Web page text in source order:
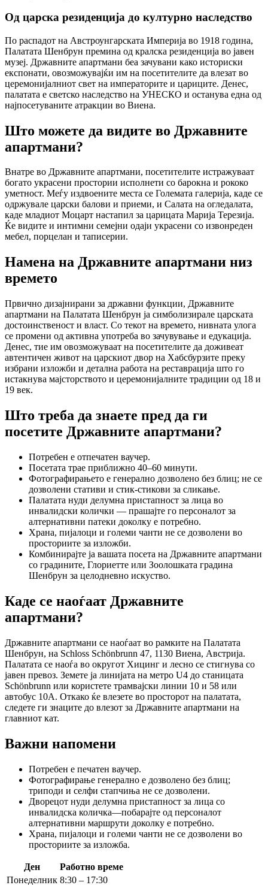
Од царска резиденција до културно наследство
По распадот на Австроунгарската Империја во 1918 година,
Палатата Шенбрун премина од кралска резиденција во јавен
музеј. Државните апартмани беа зачувани како историски
експонати, овозможувајќи им на посетителите да влезат во
церемонијалниот свет на императорите и цариците. Денес,
палатата е светско наследство на УНЕСКО и останува една од
најпосетуваните атракции во Виена.
Што можете да видите во Државните
апартмани?
Внатре во Државните апартмани, посетителите истражуваат
богато украсени простории исполнети со барокна и рококо
уметност. Меѓу издвoените места се Големата галерија, каде се
одржувале царски балови и приеми, и Салата на огледалата,
каде младиот Моцарт настапил за царицата Марија Терезија.
Ќе видите и интимни семејни одаји украсени со извонреден
мебел, порцелан и таписерии.
Намена на Државните апартмани низ
времето
Првично дизајнирани за државни функции, Државните
апартмани на Палатата Шенбрун ја симболизирале царската
достоинственост и власт. Со текот на времето, нивната улога
се промени од активна употреба во зачувување и едукација.
Денес, тие им овозможуваат на посетителите да доживеат
автентичен живот на царскиот двор на Хабсбурзите преку
избрани изложби и детална работа на реставрација што го
истакнува мајсторството и церемонијалните традиции од 18 и
19 век.
Што треба да знаете пред да ги
посетите Државните апартмани?
Потребен е отпечатен ваучер.
Посетата трае приближно 40–60 минути.
Фотографирањето е генерално дозволено без блиц; не се
дозволени стативи и стик-стикови за сликање.
Палатата нуди делумна пристапност за лица во
инвалидски колички — прашајте го персоналот за
алтернативни патеки доколку е потребно.
Храна, пијалоци и големи чанти не се дозволени во
просториите за изложби.
Комбинирајте ја вашата посета на Државните апартмани
со градините, Глориетте или Зоолошката градина
Шенбрун за целодневно искуство.
Каде се наоѓаат Државните
апартмани?
Државните апартмани се наоѓаат во рамките на Палатата
Шенбрун, на Schloss Schönbrunn 47, 1130 Виена, Австрија.
Палатата се наоѓа во округот Хицинг и лесно се стигнува со
јавен превоз. Земете ја линијата на метро U4 до станицата
Schönbrunn или користете трамвајски линии 10 и 58 или
автобус 10A. Откако ќе влезете во просторот на палатата,
следете ги знаците до влезот за Државните апартмани на
главниот кат.
Важни напомени
Потребен е печатен ваучер.
Фотографирање генерално е дозволено без блиц;
триподи и селфи стапчиња не се дозволени.
Дворецот нуди делумна пристапност за лица со
инвалидска количка—побарајте од персоналот
алтернативни маршрути доколку е потребно.
Храна, пијалоци и големи чанти не се дозволени во
просториите за изложба.
Ден
Работно време
Понеделник 8:30 – 17:30